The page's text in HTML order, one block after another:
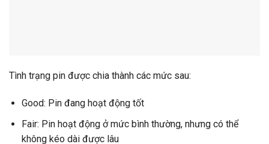
Tình trạng pin được chia thành các mức sau:
Good: Pin đang hoạt động tốt
Fair: Pin hoạt động ở mức bình thường, nhưng có thể
không kéo dài được lâu